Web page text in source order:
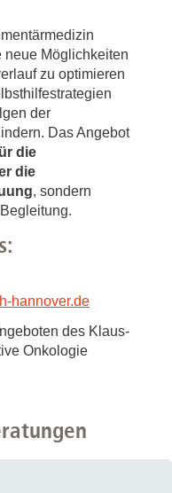
neue Möglichkeiten
zu optimieren
der
Das Angebot
die
die
, sondern
hannover.de
des Klaus-
Onkologie